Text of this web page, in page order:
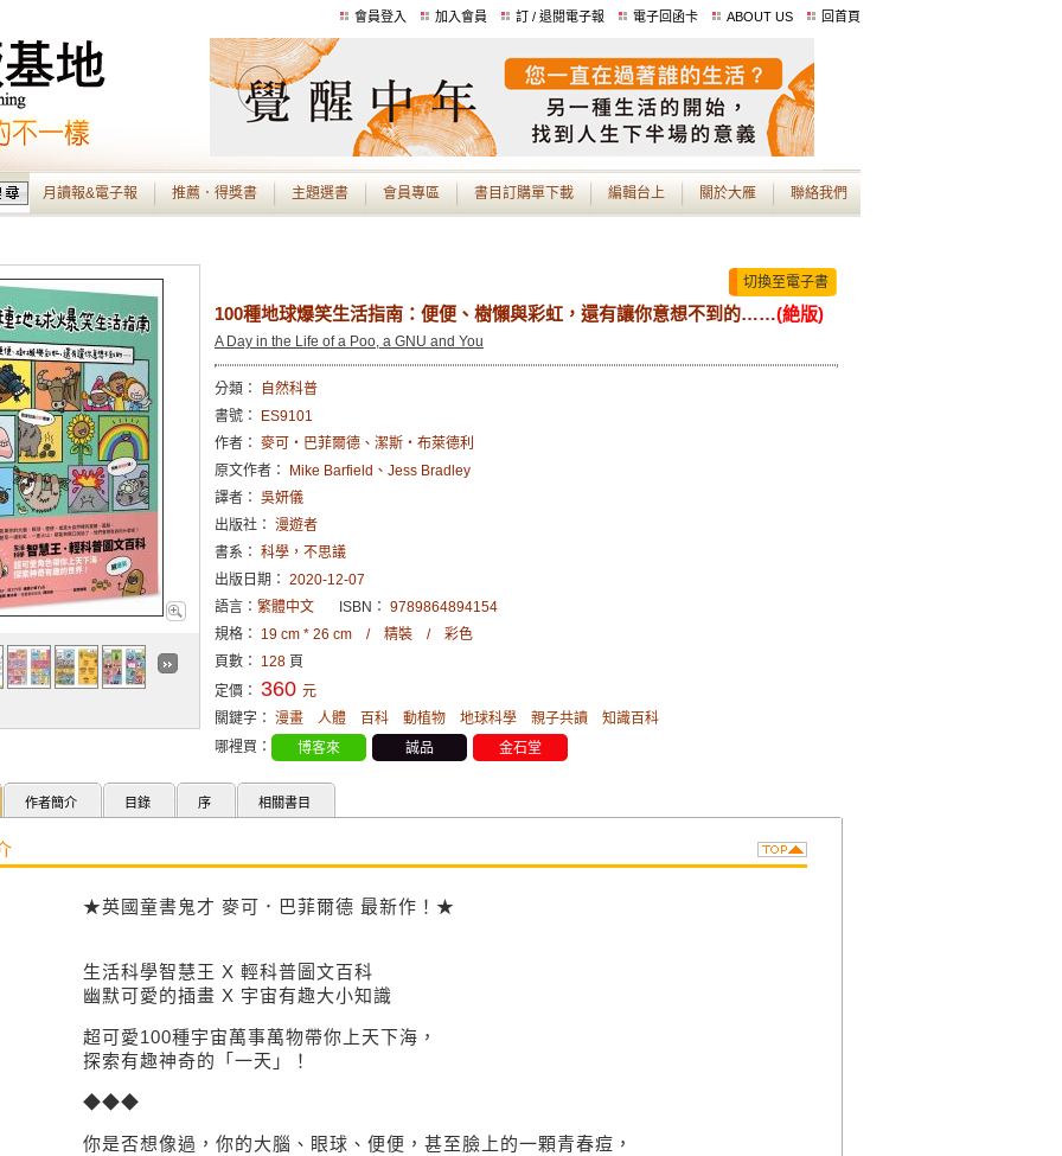
會員登入 加入會員 訂 / 退閱電子報 電子回函卡 ABOUT US 回首頁
月讀報&電子報 推薦．得獎書 主題選書 會員專區 書目訂購單下載 編輯台上 關於大雁 聯絡我們
切換至電子書
100種地球爆笑生活指南：便便、樹懶與彩虹，還有讓你意想不到的……(絶版)
A Day in the Life of a Poo, a GNU and You
分類：
自然科普
書號：
ES9101
作者： 麥可・巴菲爾德、潔斯・布萊德利
原文作者：
Mike Barfield、Jess Bradley
譯者： 吳妍儀
出版社： 漫遊者
書系： 科學，不思議
出版日期： 2020-12-07
語言： 繁體中文 ISBN： 9789864894154
規格： 19 cm * 26 cm / 精裝 / 彩色
頁數： 128 頁
定價： 360 元
關鍵字： 漫畫 人體 百科 動植物 地球科學 親子共讀
知識百科
哪裡買：
博客來 誠品 金石堂
作者簡介 目錄 序 相關書目
★英國童書鬼才 麥可．巴菲爾德 最新作！★
生活科學智慧王 X 輕科普圖文百科
幽默可愛的插畫 X 宇宙有趣大小知識
超可愛100種宇宙萬事萬物帶你上天下海，
探索有趣神奇的「一天」！
◆◆◆
你是否想像過，你的大腦、眼球、便便，甚至臉上的一顆青春痘，